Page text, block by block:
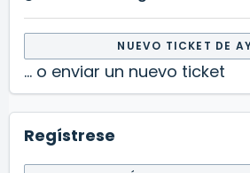
NUEVO TICKET DE
... o enviar un nuevo ticket
Regístrese